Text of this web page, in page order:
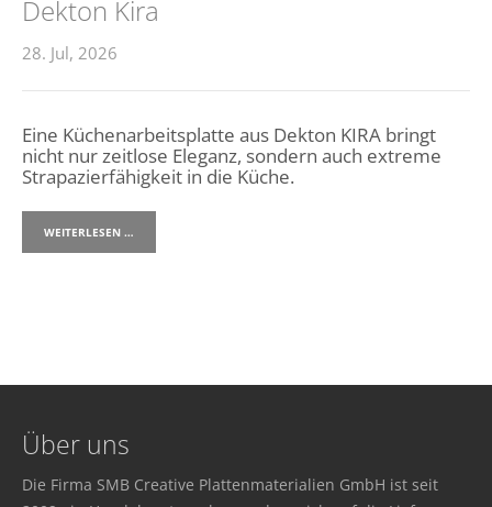
Dekton Kira
28. Jul, 2026
Eine Küchenarbeitsplatte aus Dekton KIRA bringt
nicht nur zeitlose Eleganz, sondern auch extreme
Strapazierfähigkeit in die Küche.
WEITERLESEN …
Über uns
Die Firma SMB Creative Plattenmaterialien GmbH ist seit